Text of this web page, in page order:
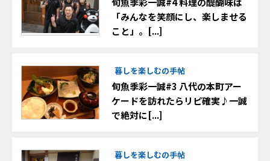
「みんなを笑顔にし、楽しませる
こと」。[...]
暮しを楽しむの手帖
旬魚季彩一誠#3 八代の本町アー
ケードを訪れたらリピ確実♪一誠
で絶対に[...]
暮しを楽しむの手帖